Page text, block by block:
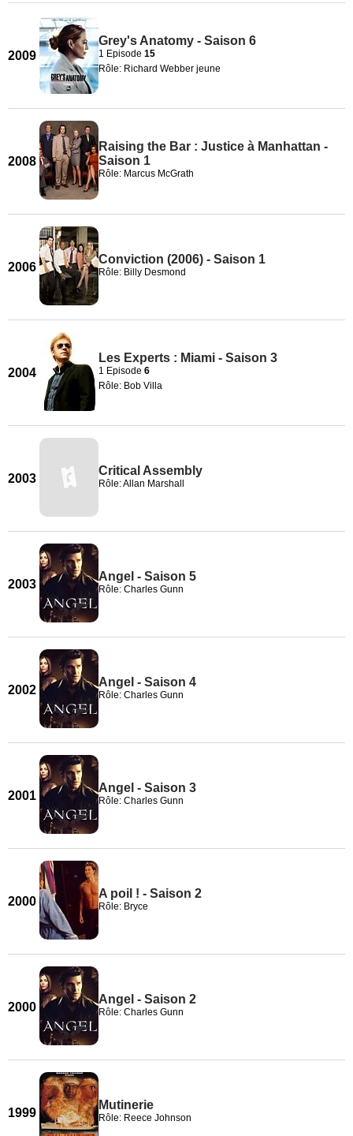
2009
Grey's Anatomy - Saison 6
1 Episode 15
Rôle: Richard Webber jeune
2008
Raising the Bar : Justice à Manhattan -
Saison 1
Rôle: Marcus McGrath
2006
Conviction (2006) - Saison 1
Rôle: Billy Desmond
2004
Les Experts : Miami - Saison 3
1 Episode 6
Rôle: Bob Villa
2003
Critical Assembly
Rôle: Allan Marshall
2003
Angel - Saison 5
Rôle: Charles Gunn
2002
Angel - Saison 4
Rôle: Charles Gunn
2001
Angel - Saison 3
Rôle: Charles Gunn
2000
A poil ! - Saison 2
Rôle: Bryce
2000
Angel - Saison 2
Rôle: Charles Gunn
1999
Mutinerie
Rôle: Reece Johnson